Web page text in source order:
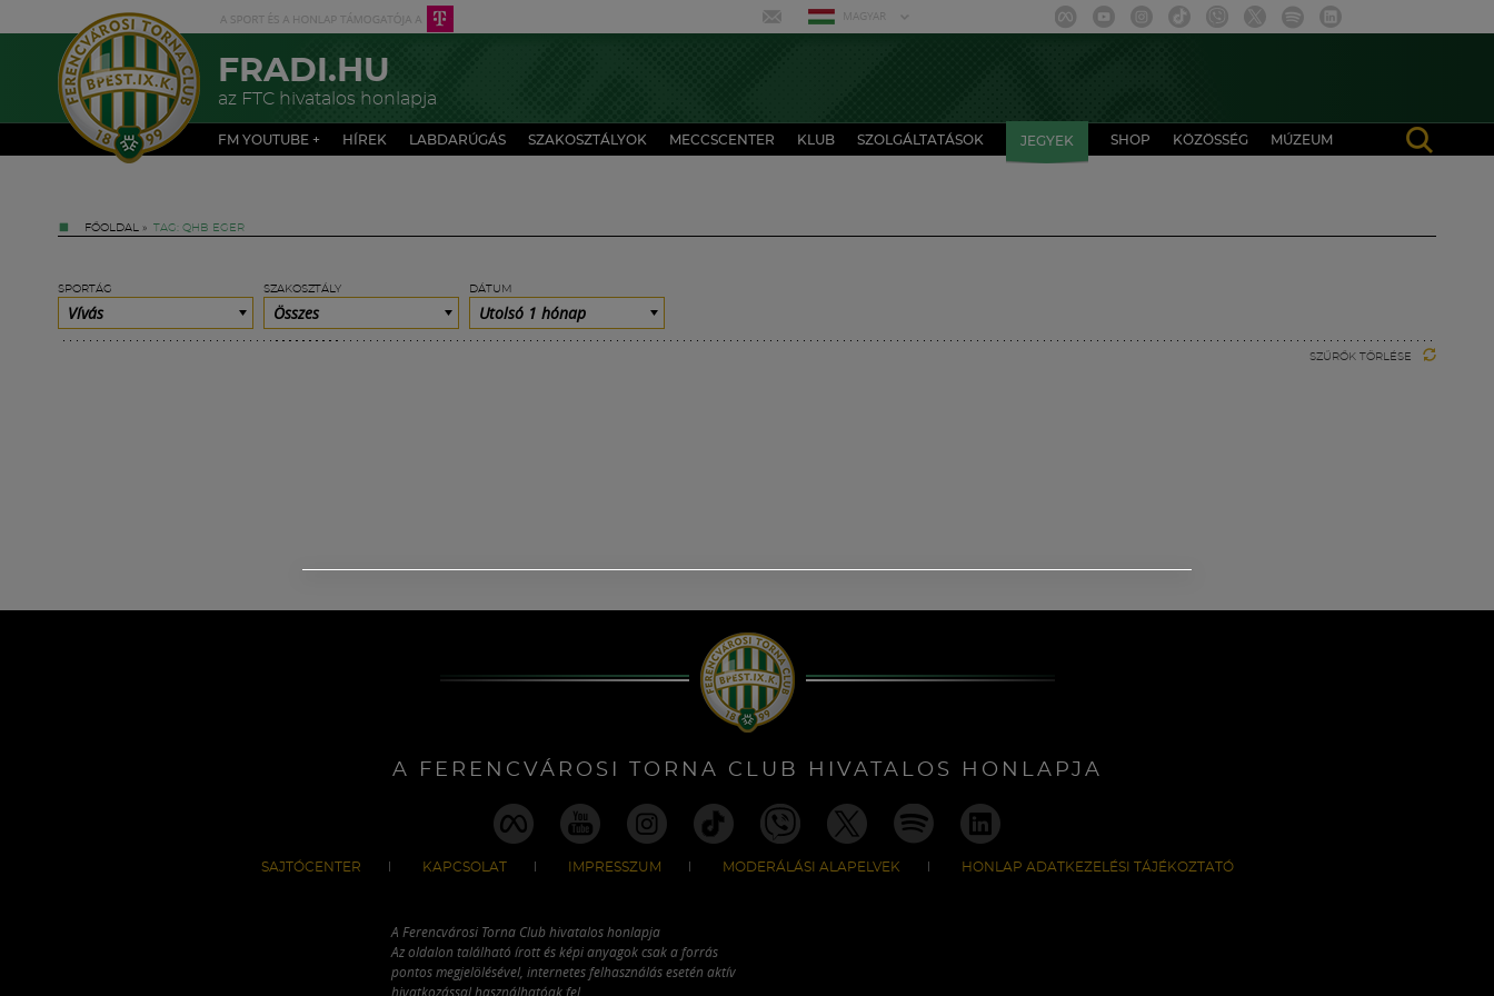
MAGYAR
FRADI.HU
az FTC hivatalos honlapja
FM YOUTUBE + HÍREK LABDARÚGÁS SZAKOSZTÁLYOK MECCSCENTER KLUB SZOLGÁLTATÁSOK JEGYEK SHOP KÖZÖSSÉG MÚZEUM
FŐOLDAL » TAG: QHB EGER
SPORTÁG
Vívás
SZAKOSZTÁLY
Összes
DÁTUM
Utolsó 1 hónap
SZŰRŐK TÖRLÉSE
A FERENCVÁROSI TORNA CLUB HIVATALOS HONLAPJA
SAJTÓCENTER KAPCSOLAT IMPRESSZUM MODERÁLÁSI ALAPELVEK HONLAP ADATKEZELÉSI TÁJÉKOZTATÓ
A Ferencvárosi Torna Club hivatalos honlapja
Az oldalon található írott és képi anyagok csak a forrás
pontos megjelölésével, internetes felhasználás esetén aktív
hivatkozással használhatóak fel.